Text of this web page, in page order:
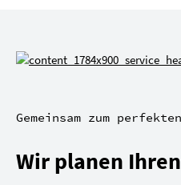
Gemeinsam zum
Wir planen